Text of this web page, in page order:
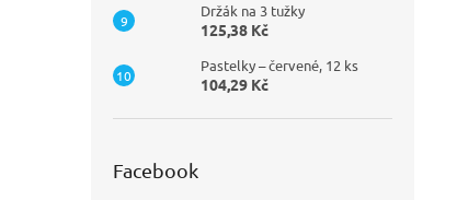
Držák na 3 tužky
125,38 Kč
Pastelky – červené, 12 ks
104,29 Kč
Facebook